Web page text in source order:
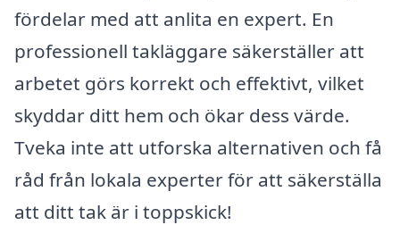
fördelar med att anlita en expert. En
professionell takläggare säkerställer att
arbetet görs korrekt och effektivt, vilket
skyddar ditt hem och ökar dess värde.
Tveka inte att utforska alternativen och få
råd från lokala experter för att säkerställa
att ditt tak är i toppskick!